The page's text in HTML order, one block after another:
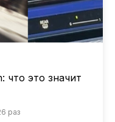
что это значит
раз